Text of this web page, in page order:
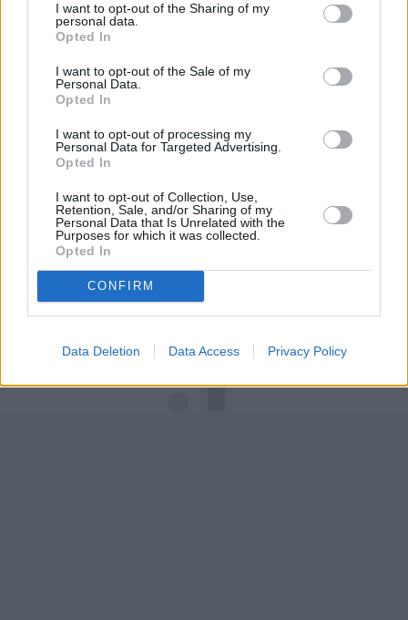
I want to opt-out of the Sharing of my
personal data.
Opted In
I want to opt-out of the Sale of my
Personal Data.
Opted In
I want to opt-out of processing my
Personal Data for Targeted Advertising.
Opted In
I want to opt-out of Collection, Use,
Retention, Sale, and/or Sharing of my
Personal Data that Is Unrelated with the
Purposes for which it was collected.
Opted In
CONFIRM
Data Deletion Data Access Privacy Policy
Tymczasem choroba się rozwija, powstają nowe
ogniska demielinizacyjne
żadnych objawów – mówi neurolog.